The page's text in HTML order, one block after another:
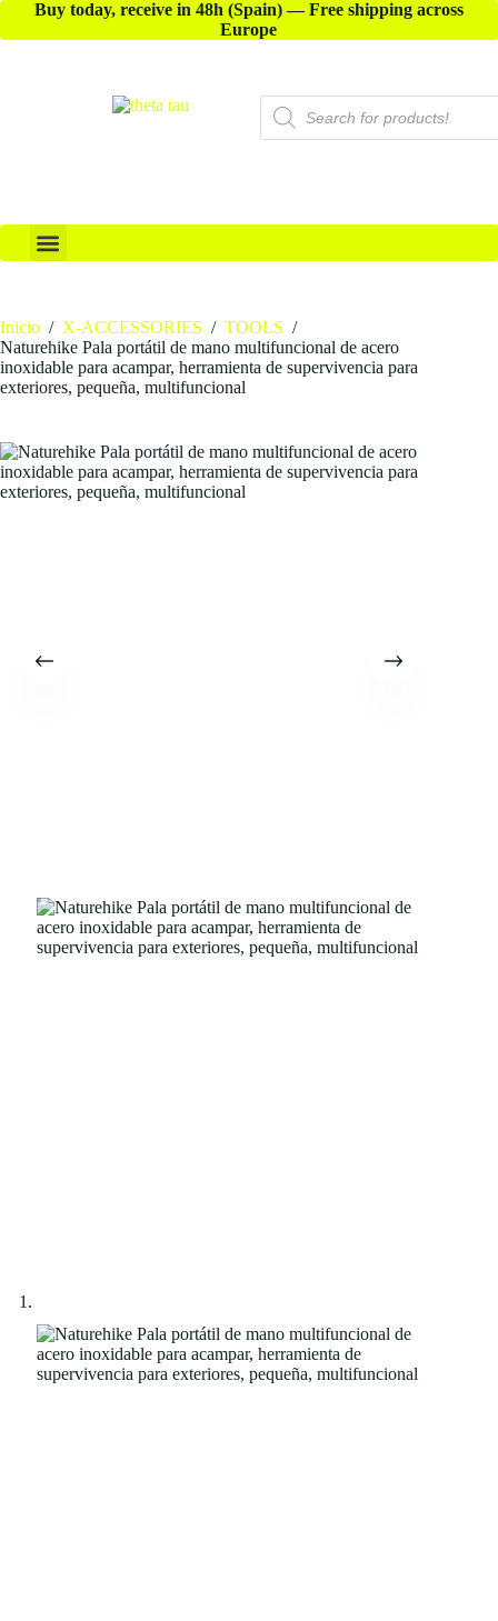
Buy today, receive in 48h (Spain) — Free shipping across
Europe
Inicio / X-ACCESSORIES / TOOLS /
Naturehike Pala portátil de mano multifuncional de acero
inoxidable para acampar, herramienta de supervivencia para
exteriores, pequeña, multifuncional